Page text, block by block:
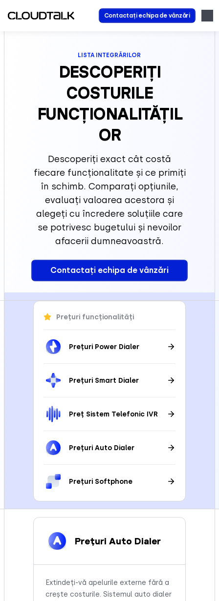
Contactați echipa de vânzări
LISTA INTEGRĂRILOR
DESCOPERIȚI
COSTURILE
FUNCȚIONALITĂȚIL
OR
Descoperiți exact cât costă
fiecare funcționalitate și ce primiți
în schimb. Comparați opțiunile,
evaluați valoarea acestora și
alegeți cu încredere soluțiile care
se potrivesc bugetului și nevoilor
afacerii dumneavoastră.
Contactați echipa de vânzări
Prețuri funcționalități
Prețuri Power Dialer
Prețuri Smart Dialer
Preț Sistem Telefonic IVR
Prețuri Auto Dialer
Prețuri Softphone
Prețuri Auto Dialer
Extindeți-vă apelurile externe fără a
crește costurile. Sistemul auto dialer